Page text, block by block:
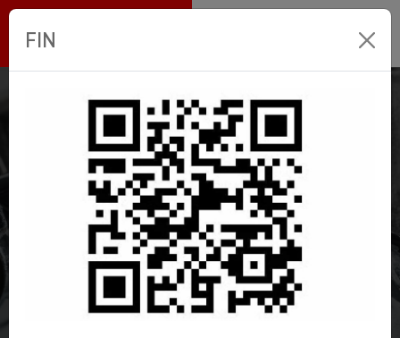
Ets BANNEUX
Ets
BANNEUX.
RETROUVEZ TOUS LES PIÈCES DÉTACHÉES
FIN